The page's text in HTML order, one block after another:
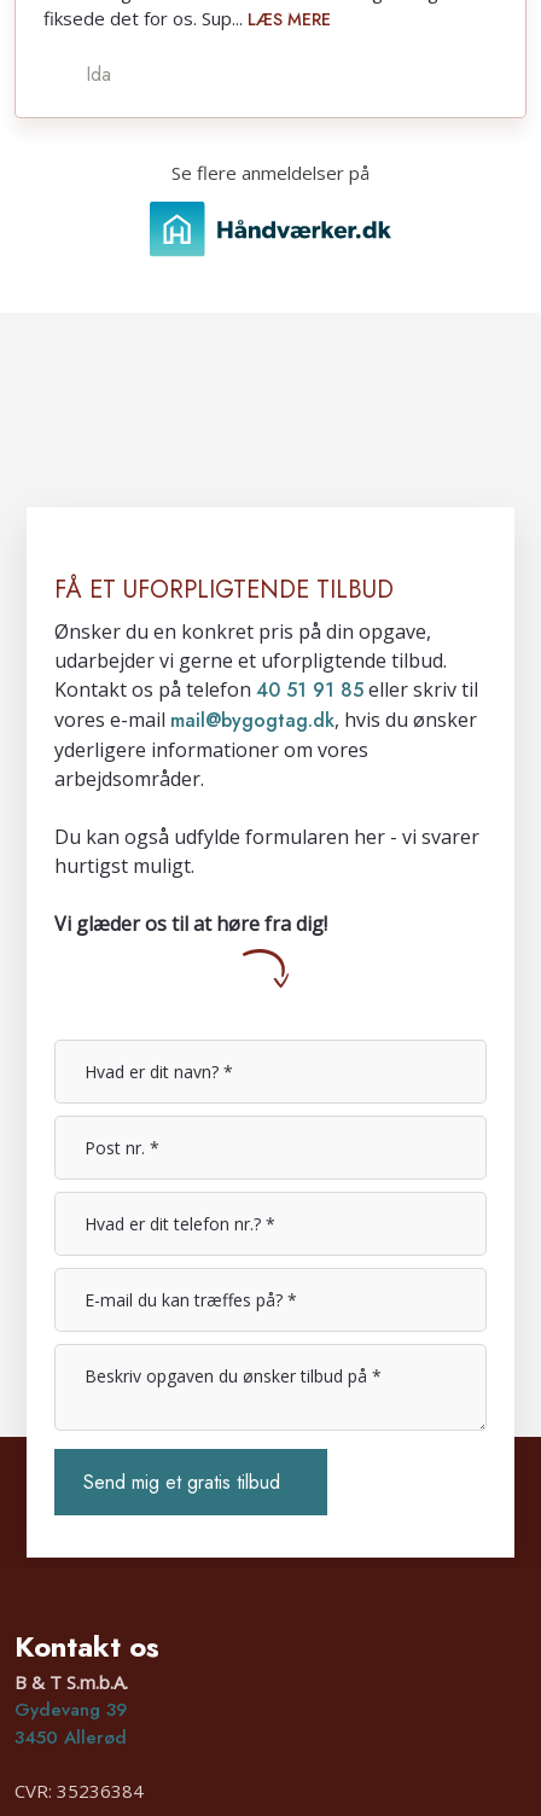
fiksede det for os. Sup... LÆS MERE
Ida
​Se flere anmeldelser på
FÅ ET UFORPLIGTENDE TILBUD
Ønsker du en konkret pris på din opgave,
udarbejder vi gerne et uforpligtende tilbud.
Kontakt os på telefon40 51 91 85eller skriv til
vores e-mail mail@bygogtag.dk, hvis du ønsker
yderligere informationer om vores
arbejdsområder.
Du kan også udfylde formularen her - vi svarer
hurtigst muligt.
Vi glæder os til at høre fra dig!
​Kontakt os
B & T S.m.b.A.
Gydevang 39
3450 Allerød
​CVR: 35236384​